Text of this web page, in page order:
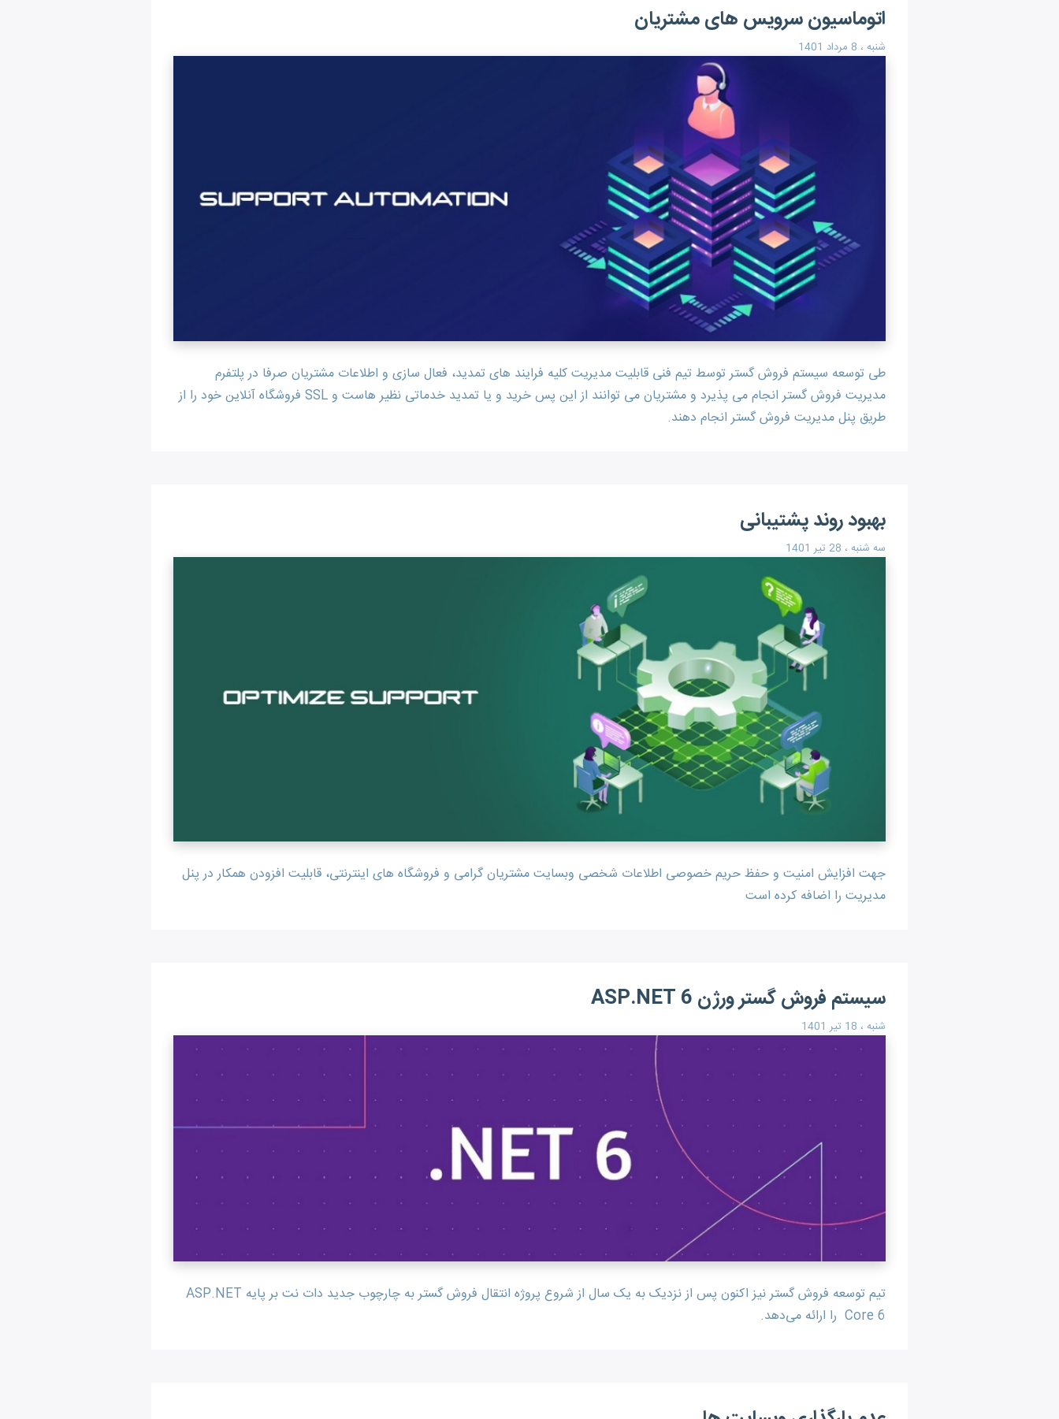
اتوماسیون سرویس های مشتریان
شنبه ، 8 مرداد 1401
طی توسعه سیستم فروش گستر توسط تیم فنی قابلیت مدیریت کلیه فرایند های تمدید، فعال سازی و اطلاعات مشتریان صرفا در پلتفرم
مدیریت فروش گستر انجام می پذیرد و مشتریان می توانند از این پس خرید و یا تمدید خدماتی نظیر هاست و SSL فروشگاه آنلاین خود را از
طریق پنل مدیریت فروش گستر انجام دهند.
بهبود روند پشتیبانی
سه شنبه ، 28 تیر 1401
جهت افزایش امنیت و حفظ حریم خصوصی اطلاعات شخصی وبسایت مشتریان گرامی و فروشگاه های اینترنتی، قابلیت افزودن همکار در پنل
مدیریت را اضافه کرده است
سیستم فروش گستر ورژن ASP.NET 6
شنبه ، 18 تیر 1401
تیم توسعه فروش گستر نیز اکنون پس از نزدیک به یک سال از شروع پروژه انتقال فروش گستر به چارچوب جدید دات نت بر پایه ASP.NET
Core 6 را ارائه می‌دهد.